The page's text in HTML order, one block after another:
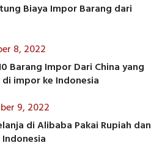
Biaya Impor Barang dari
8, 2022
Barang Impor Dari China yang
impor ke Indonesia
9, 2022
di Alibaba Pakai Rupiah dan
Indonesia